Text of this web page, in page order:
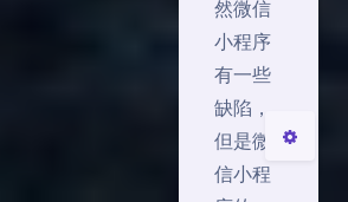
然微信
小程序
有一些
缺陷，
但是微
信小程